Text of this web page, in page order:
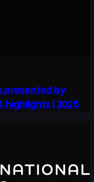
presented by
highlights | 2025